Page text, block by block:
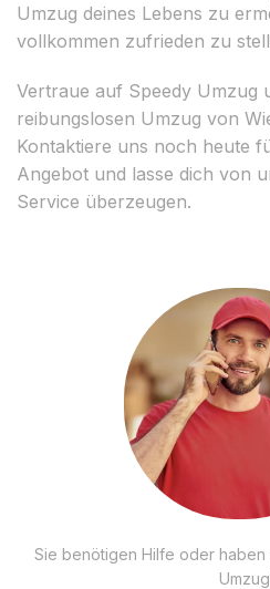
Umzug deines Lebens zu
vollkommen zufrieden zu
Vertraue auf Speedy Umzug
reibungslosen Umzug von
Kontaktiere uns noch heute
Angebot und lasse dich von
Service überzeugen.
Sie benötigen Hilfe oder haben